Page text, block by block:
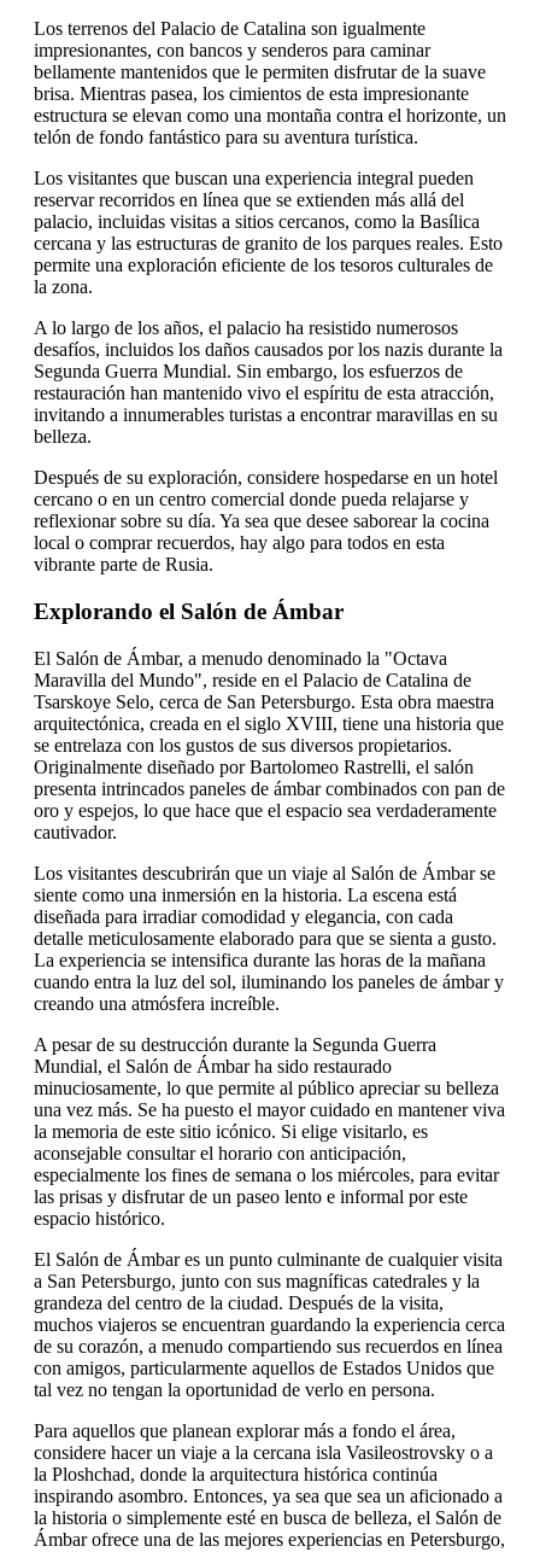
Los terrenos del Palacio de Catalina son igualmente
impresionantes, con bancos y senderos para caminar
bellamente mantenidos que le permiten disfrutar de la suave
brisa. Mientras pasea, los cimientos de esta impresionante
estructura se elevan como una montaña contra el horizonte, un
telón de fondo fantástico para su aventura turística.
Los visitantes que buscan una experiencia integral pueden
reservar recorridos en línea que se extienden más allá del
palacio, incluidas visitas a sitios cercanos, como la Basílica
cercana y las estructuras de granito de los parques reales. Esto
permite una exploración eficiente de los tesoros culturales de
la zona.
A lo largo de los años, el palacio ha resistido numerosos
desafíos, incluidos los daños causados por los nazis durante la
Segunda Guerra Mundial. Sin embargo, los esfuerzos de
restauración han mantenido vivo el espíritu de esta atracción,
invitando a innumerables turistas a encontrar maravillas en su
belleza.
Después de su exploración, considere hospedarse en un hotel
cercano o en un centro comercial donde pueda relajarse y
reflexionar sobre su día. Ya sea que desee saborear la cocina
local o comprar recuerdos, hay algo para todos en esta
vibrante parte de Rusia.
Explorando el Salón de Ámbar
El Salón de Ámbar, a menudo denominado la "Octava
Maravilla del Mundo", reside en el Palacio de Catalina de
Tsarskoye Selo, cerca de San Petersburgo. Esta obra maestra
arquitectónica, creada en el siglo XVIII, tiene una historia que
se entrelaza con los gustos de sus diversos propietarios.
Originalmente diseñado por Bartolomeo Rastrelli, el salón
presenta intrincados paneles de ámbar combinados con pan de
oro y espejos, lo que hace que el espacio sea verdaderamente
cautivador.
Los visitantes descubrirán que un viaje al Salón de Ámbar se
siente como una inmersión en la historia. La escena está
diseñada para irradiar comodidad y elegancia, con cada
detalle meticulosamente elaborado para que se sienta a gusto.
La experiencia se intensifica durante las horas de la mañana
cuando entra la luz del sol, iluminando los paneles de ámbar y
creando una atmósfera increíble.
A pesar de su destrucción durante la Segunda Guerra
Mundial, el Salón de Ámbar ha sido restaurado
minuciosamente, lo que permite al público apreciar su belleza
una vez más. Se ha puesto el mayor cuidado en mantener viva
la memoria de este sitio icónico. Si elige visitarlo, es
aconsejable consultar el horario con anticipación,
especialmente los fines de semana o los miércoles, para evitar
las prisas y disfrutar de un paseo lento e informal por este
espacio histórico.
El Salón de Ámbar es un punto culminante de cualquier visita
a San Petersburgo, junto con sus magníficas catedrales y la
grandeza del centro de la ciudad. Después de la visita,
muchos viajeros se encuentran guardando la experiencia cerca
de su corazón, a menudo compartiendo sus recuerdos en línea
con amigos, particularmente aquellos de Estados Unidos que
tal vez no tengan la oportunidad de verlo en persona.
Para aquellos que planean explorar más a fondo el área,
considere hacer un viaje a la cercana isla Vasileostrovsky o a
la Ploshchad, donde la arquitectura histórica continúa
inspirando asombro. Entonces, ya sea que sea un aficionado a
la historia o simplemente esté en busca de belleza, el Salón de
Ámbar ofrece una de las mejores experiencias en Petersburgo,